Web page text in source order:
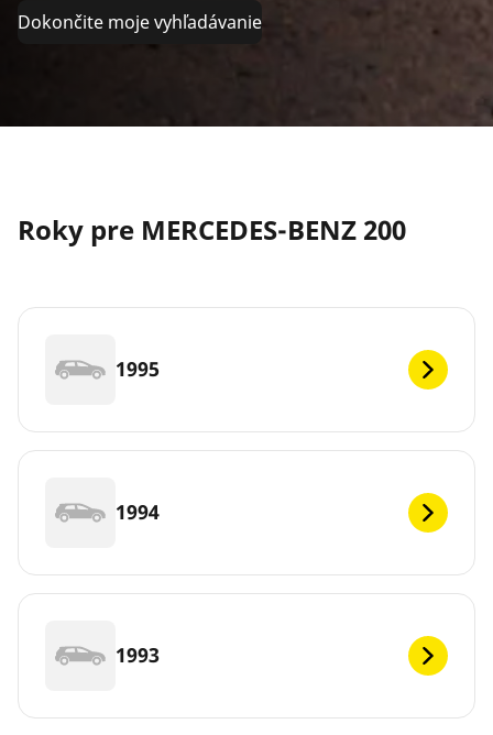
Dokončite moje vyhľadávanie
Roky pre MERCEDES-BENZ 200
1995
1994
1993